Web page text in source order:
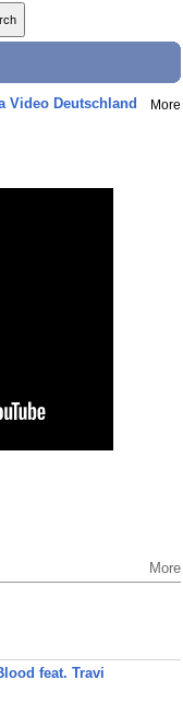
Video Deutschland More
More
feat. Travi